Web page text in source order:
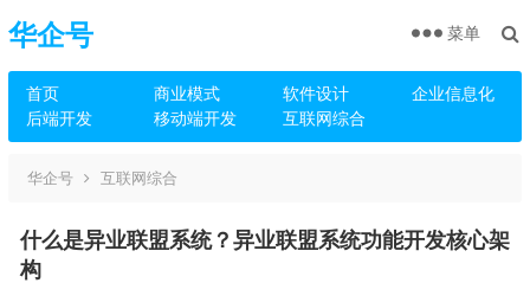
华企号
首页 商业模式 软件设计
企业信息化
后端开发
移动端开发 互联网综合
菜单
华企号 互联网综合
什么是异业联盟系统？异业联盟系统功能开发核心架
构